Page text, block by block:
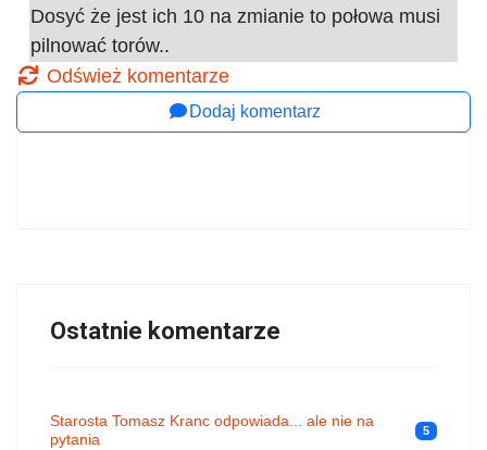
Dosyć że jest ich 10 na zmianie to połowa musi
pilnować torów..
Odśwież komentarze
Dodaj komentarz
Ostatnie komentarze
Starosta Tomasz Kranc odpowiada... ale nie na
pytania
5